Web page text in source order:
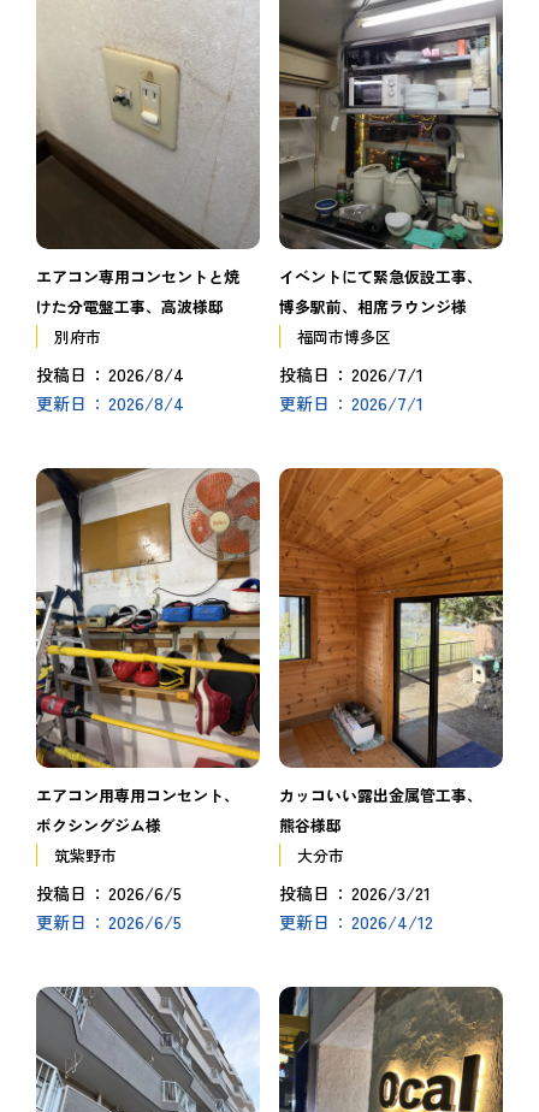
エアコン専用コンセントと焼
けた分電盤工事、高波様邸
別府市
投稿日 2026/8/4
更新日 2026/8/4
イベントにて緊急仮設工事、
博多駅前、相席ラウンジ様
福岡市博多区
投稿日 2026/7/1
更新日 2026/7/1
エアコン用専用コンセント、
ボクシングジム様
筑紫野市
投稿日 2026/6/5
更新日 2026/6/5
カッコいい露出金属管工事、
熊谷様邸
大分市
投稿日 2026/3/21
更新日 2026/4/12